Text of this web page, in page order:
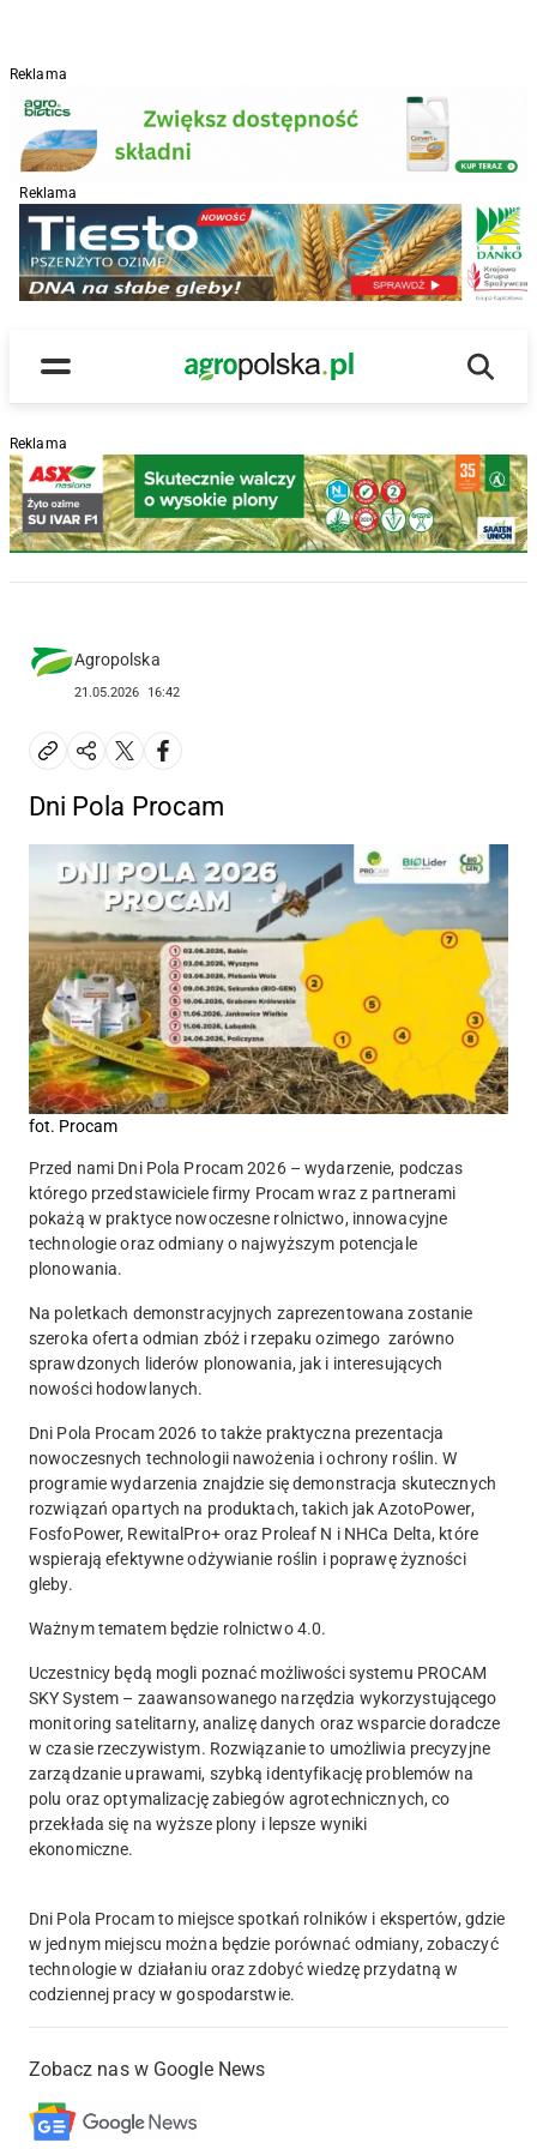
Reklama
Reklama
Menu
Main Logo
Reklama
Agropolska
21.05.2026 16:42
Dni Pola Procam
fot. Procam
Przed nami Dni Pola Procam 2026 – wydarzenie, podczas
którego przedstawiciele firmy Procam wraz z partnerami
pokażą w praktyce nowoczesne rolnictwo, innowacyjne
technologie oraz odmiany o najwyższym potencjale
plonowania.
Na poletkach demonstracyjnych zaprezentowana zostanie
szeroka oferta odmian zbóż i rzepaku ozimego zarówno
sprawdzonych liderów plonowania, jak i interesujących
nowości hodowlanych.
Dni Pola Procam 2026 to także praktyczna prezentacja
nowoczesnych technologii nawożenia i ochrony roślin. W
programie wydarzenia znajdzie się demonstracja skutecznych
rozwiązań opartych na produktach, takich jak AzotoPower,
FosfoPower, RewitalPro+ oraz Proleaf N i NHCa Delta, które
wspierają efektywne odżywianie roślin i poprawę żyzności
gleby.
Ważnym tematem będzie rolnictwo 4.0.
Uczestnicy będą mogli poznać możliwości systemu PROCAM
SKY System – zaawansowanego narzędzia wykorzystującego
monitoring satelitarny, analizę danych oraz wsparcie doradcze
w czasie rzeczywistym. Rozwiązanie to umożliwia precyzyjne
zarządzanie uprawami, szybką identyfikację problemów na
polu oraz optymalizację zabiegów agrotechnicznych, co
przekłada się na wyższe plony i lepsze wyniki
Dni Pola Procam to miejsce spotkań rolników i ekspertów, gdzie
w jednym miejscu można będzie porównać odmiany, zobaczyć
technologie w działaniu oraz zdobyć wiedzę przydatną w
codziennej pracy w gospodarstwie.
Zobacz nas w Google News